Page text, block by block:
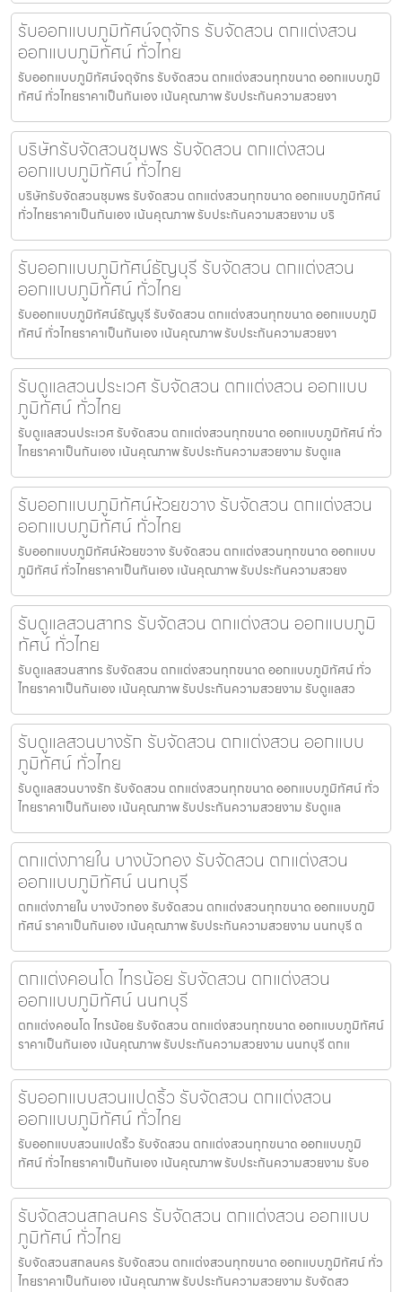
รับออกแบบภูมิทัศน์จตุจักร รับจัดสวน ตกแต่งสวน
ออกแบบภูมิทัศน์ ทั่วไทย
รับออกแบบภูมิทัศน์จตุจักร รับจัดสวน ตกแต่งสวนทุกขนาด ออกแบบภูมิ
ทัศน์ ทั่วไทยราคาเป็นกันเอง เน้นคุณภาพ รับประกันความสวยงา
บริษัทรับจัดสวนชุมพร รับจัดสวน ตกแต่งสวน
ออกแบบภูมิทัศน์ ทั่วไทย
บริษัทรับจัดสวนชุมพร รับจัดสวน ตกแต่งสวนทุกขนาด ออกแบบภูมิทัศน์
ทั่วไทยราคาเป็นกันเอง เน้นคุณภาพ รับประกันความสวยงาม บริ
รับออกแบบภูมิทัศน์ธัญบุรี รับจัดสวน ตกแต่งสวน
ออกแบบภูมิทัศน์ ทั่วไทย
รับออกแบบภูมิทัศน์ธัญบุรี รับจัดสวน ตกแต่งสวนทุกขนาด ออกแบบภูมิ
ทัศน์ ทั่วไทยราคาเป็นกันเอง เน้นคุณภาพ รับประกันความสวยงา
รับดูแลสวนประเวศ รับจัดสวน ตกแต่งสวน ออกแบบ
ภูมิทัศน์ ทั่วไทย
รับดูแลสวนประเวศ รับจัดสวน ตกแต่งสวนทุกขนาด ออกแบบภูมิทัศน์ ทั่ว
ไทยราคาเป็นกันเอง เน้นคุณภาพ รับประกันความสวยงาม รับดูแล
รับออกแบบภูมิทัศน์ห้วยขวาง รับจัดสวน ตกแต่งสวน
ออกแบบภูมิทัศน์ ทั่วไทย
รับออกแบบภูมิทัศน์ห้วยขวาง รับจัดสวน ตกแต่งสวนทุกขนาด ออกแบบ
ภูมิทัศน์ ทั่วไทยราคาเป็นกันเอง เน้นคุณภาพ รับประกันความสวยง
รับดูแลสวนสาทร รับจัดสวน ตกแต่งสวน ออกแบบภูมิ
ทัศน์ ทั่วไทย
รับดูแลสวนสาทร รับจัดสวน ตกแต่งสวนทุกขนาด ออกแบบภูมิทัศน์ ทั่ว
ไทยราคาเป็นกันเอง เน้นคุณภาพ รับประกันความสวยงาม รับดูแลสว
รับดูแลสวนบางรัก รับจัดสวน ตกแต่งสวน ออกแบบ
ภูมิทัศน์ ทั่วไทย
รับดูแลสวนบางรัก รับจัดสวน ตกแต่งสวนทุกขนาด ออกแบบภูมิทัศน์ ทั่ว
ไทยราคาเป็นกันเอง เน้นคุณภาพ รับประกันความสวยงาม รับดูแล
ตกแต่งภายใน บางบัวทอง รับจัดสวน ตกแต่งสวน
ออกแบบภูมิทัศน์ นนทบุรี
ตกแต่งภายใน บางบัวทอง รับจัดสวน ตกแต่งสวนทุกขนาด ออกแบบภูมิ
ทัศน์ ราคาเป็นกันเอง เน้นคุณภาพ รับประกันความสวยงาม นนทบุรี ต
ตกแต่งคอนโด ไทรน้อย รับจัดสวน ตกแต่งสวน
ออกแบบภูมิทัศน์ นนทบุรี
ตกแต่งคอนโด ไทรน้อย รับจัดสวน ตกแต่งสวนทุกขนาด ออกแบบภูมิทัศน์
ราคาเป็นกันเอง เน้นคุณภาพ รับประกันความสวยงาม นนทบุรี ตกแ
รับออกแบบสวนแปดริ้ว รับจัดสวน ตกแต่งสวน
ออกแบบภูมิทัศน์ ทั่วไทย
รับออกแบบสวนแปดริ้ว รับจัดสวน ตกแต่งสวนทุกขนาด ออกแบบภูมิ
ทัศน์ ทั่วไทยราคาเป็นกันเอง เน้นคุณภาพ รับประกันความสวยงาม รับอ
รับจัดสวนสกลนคร รับจัดสวน ตกแต่งสวน ออกแบบ
ภูมิทัศน์ ทั่วไทย
รับจัดสวนสกลนคร รับจัดสวน ตกแต่งสวนทุกขนาด ออกแบบภูมิทัศน์ ทั่ว
ไทยราคาเป็นกันเอง เน้นคุณภาพ รับประกันความสวยงาม รับจัดสว